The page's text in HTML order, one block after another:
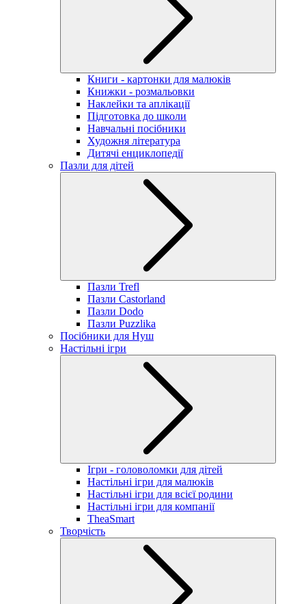
Книги - картонки для малюків
Книжки - розмальовки
Наклейки та аплікації
Підготовка до школи
Навчальні посібники
Художня література
Дитячі енциклопедії
Пазли для дітей
Пазли Trefl
Пазли Castorland
Пазли Dodo
Пазли Puzzlika
Посібники для Нуш
Настільні ігри
Ігри - головоломки для дітей
Настільні ігри для малюків
Настільні ігри для всієї родини
Настільні ігри для компанії
TheaSmart
Творчість